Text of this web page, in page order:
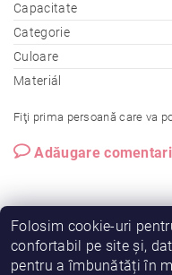
Capacitate
Categorie
Culoare
Materiál
Fiţi prima persoană care va
Adăugare
Folosim cookie-uri
confortabil pe site și,
pentru a îmbunătăți în